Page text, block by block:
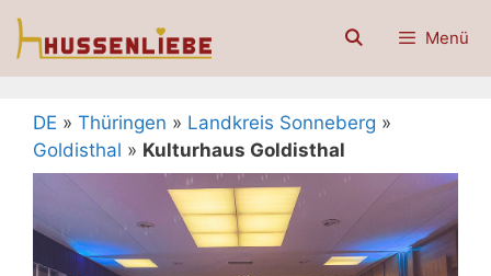
Zum
Inhalt
Menü
DE » Thüringen » Landkreis Sonneberg »
Goldisthal » Kulturhaus Goldisthal